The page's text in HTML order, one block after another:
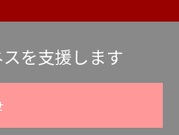
を支援します